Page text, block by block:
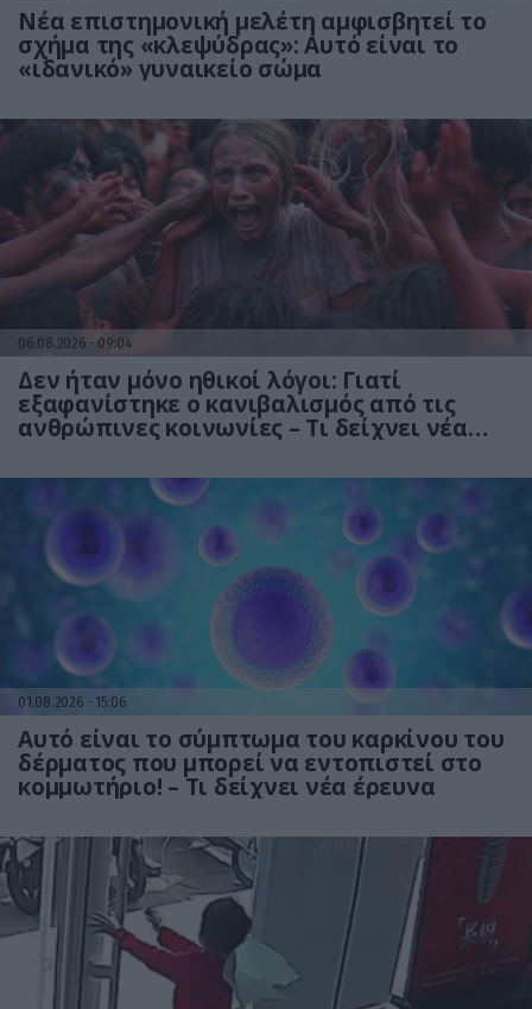
Νέα επιστημονική μελέτη αμφισβητεί το
σχήμα της «κλεψύδρας»: Αυτό είναι το
«ιδανικό» γυναικείο σώμα
06.08.2026 09:04
Δεν ήταν μόνο ηθικοί λόγοι: Γιατί
εξαφανίστηκε ο κανιβαλισμός από τις
ανθρώπινες κοινωνίες – Τι δείχνει νέα
01.08.2026 15:06
Αυτό είναι το σύμπτωμα του καρκίνου του
δέρματος που μπορεί να εντοπιστεί στο
κομμωτήριο! – Τι δείχνει νέα έρευνα